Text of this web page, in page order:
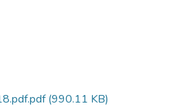
(990.11 KB)